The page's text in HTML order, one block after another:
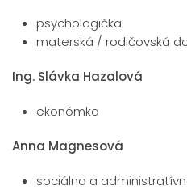
psychologička
materská / rodičovská
Ing. Slávka Hazalová
ekonómka
Anna Magnesová
sociálna a